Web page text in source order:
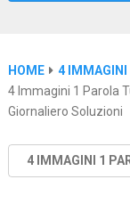
HOME
4 IMMAGINI
4 Immagini 1 Parola
Giornaliero Soluzioni
4 IMMAGINI 1